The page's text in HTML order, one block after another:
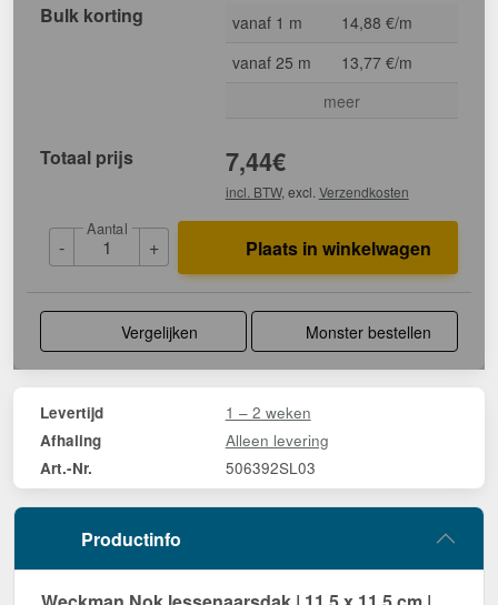
Bulk korting
vanaf 1 m
14,88 €/m
vanaf 25 m
13,77 €/m
meer
Totaal prijs 7,44€
incl. BTW, excl. Verzendkosten
-
Aantal
+ Plaats in winkelwagen
Vergelijken Monster bestellen
Levertijd 1 – 2 weken
Afhaling Alleen levering
Art.-Nr. 506392SL03
Productinfo